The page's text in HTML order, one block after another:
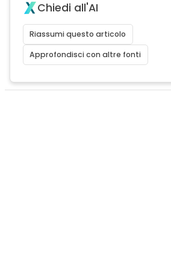
Chiedi all'AI
Riassumi questo articolo
Approfondisci con altre fonti